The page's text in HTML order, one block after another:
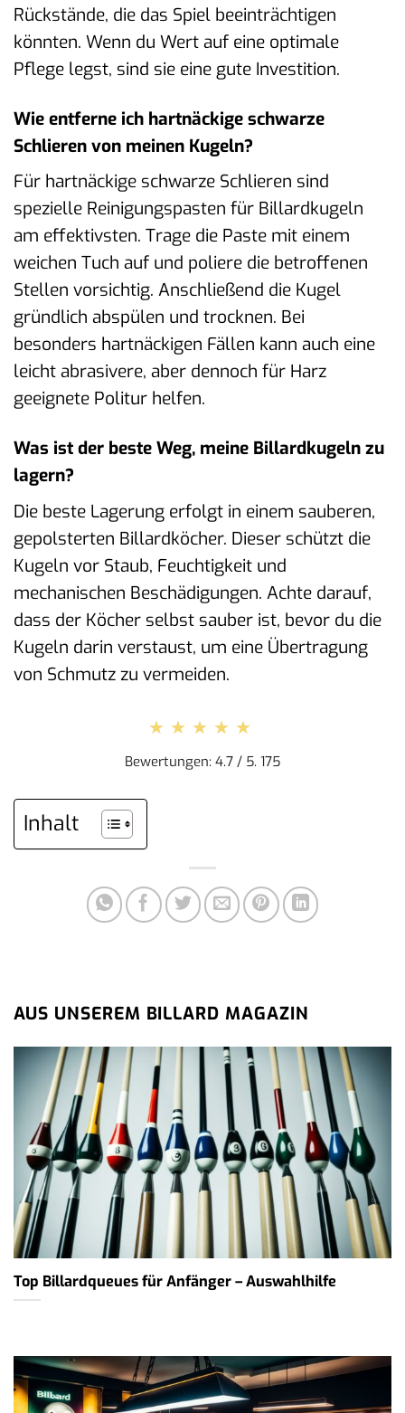
Rückstände, die das Spiel beeinträchtigen
könnten. Wenn du Wert auf eine optimale
Pflege legst, sind sie eine gute Investition.
Wie entferne ich hartnäckige schwarze
Schlieren von meinen Kugeln?
Für hartnäckige schwarze Schlieren sind
spezielle Reinigungspasten für Billardkugeln
am effektivsten. Trage die Paste mit einem
weichen Tuch auf und poliere die betroffenen
Stellen vorsichtig. Anschließend die Kugel
gründlich abspülen und trocknen. Bei
besonders hartnäckigen Fällen kann auch eine
leicht abrasivere, aber dennoch für Harz
geeignete Politur helfen.
Was ist der beste Weg, meine Billardkugeln zu
lagern?
Die beste Lagerung erfolgt in einem sauberen,
gepolsterten Billardköcher. Dieser schützt die
Kugeln vor Staub, Feuchtigkeit und
mechanischen Beschädigungen. Achte darauf,
dass der Köcher selbst sauber ist, bevor du die
Kugeln darin verstaust, um eine Übertragung
von Schmutz zu vermeiden.
★★★★★
★★★★★
Bewertungen: 4.7 / 5. 175
Inhalt
AUS UNSEREM BILLARD MAGAZIN
Top Billardqueues für Anfänger – Auswahlhilfe